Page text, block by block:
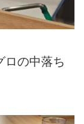
ロの中落ち